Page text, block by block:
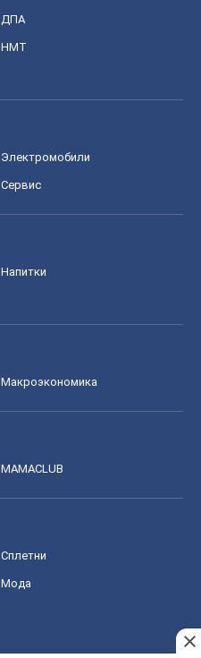
ДПА
НМТ
Электромобили
Сервис
Напитки
Mакроэкономика
MAMACLUB
Сплетни
Мода